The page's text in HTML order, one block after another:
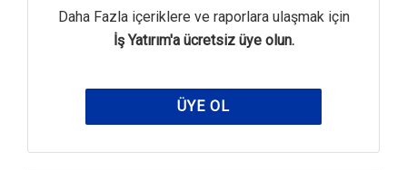
Daha Fazla içeriklere ve raporlara ulaşmak için
İş Yatırım'a ücretsiz üye olun.
ÜYE OL